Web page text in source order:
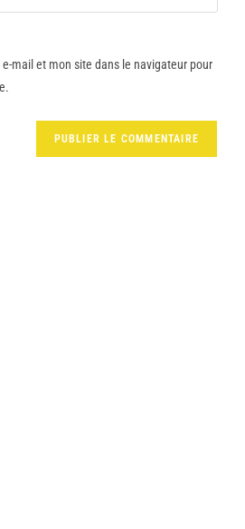
mail et mon site dans le navigateur pour